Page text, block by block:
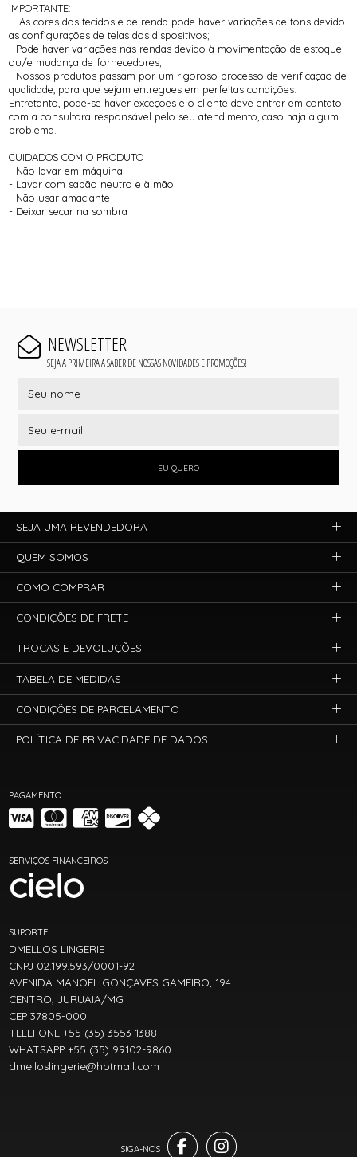
IMPORTANTE:
- As cores dos tecidos e de renda pode haver variações de tons devido
as configurações de telas dos dispositivos;
- Pode haver variações nas rendas devido à movimentação de estoque
ou/e mudança de fornecedores;
- Nossos produtos passam por um rigoroso processo de verificação de
qualidade, para que sejam entregues em perfeitas condições.
Entretanto, pode-se haver exceções e o cliente deve entrar em contato
com a consultora responsável pelo seu atendimento, caso haja algum
problema.
CUIDADOS COM O PRODUTO
- Não lavar em máquina
- Lavar com sabão neutro e à mão
- Não usar amaciante
- Deixar secar na sombra
NEWSLETTER
SEJA A PRIMEIRA A SABER DE NOSSAS NOVIDADES E PROMOÇÕES!
EU QUERO
PAGAMENTO
SERVIÇOS FINANCEIROS
SUPORTE
DMELLOS LINGERIE
CNPJ 02.199.593/0001-92
AVENIDA MANOEL GONÇAVES GAMEIRO, 194
CENTRO, JURUAIA/MG
CEP 37805-000
TELEFONE +55 (35) 3553-1388
WHATSAPP +55 (35) 99102-9860
dmelloslingerie@hotmail.com
SEJA UMA REVENDEDORA
QUEM SOMOS
COMO COMPRAR
CONDIÇÕES DE FRETE
TROCAS E DEVOLUÇÕES
TABELA DE MEDIDAS
CONDIÇÕES DE PARCELAMENTO
POLÍTICA DE PRIVACIDADE DE DADOS